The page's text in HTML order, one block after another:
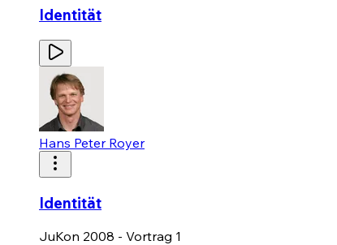
Identität
Hans Peter Royer
Identität
JuKon 2008 - Vortrag 1